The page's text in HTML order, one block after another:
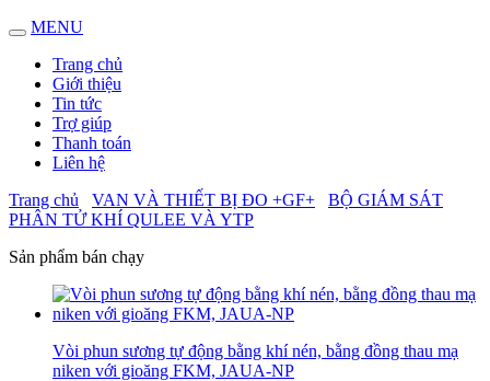
MENU
Trang chủ
Giới thiệu
Tin tức
Trợ giúp
Thanh toán
Liên hệ
Trang chủ
VAN VÀ THIẾT BỊ ĐO +GF+
BỘ GIÁM SÁT
PHÂN TỬ KHÍ QULEE VÀ YTP
Sản phẩm bán chạy
Vòi phun sương tự động bằng khí nén, bằng đồng thau mạ
niken với gioăng FKM, JAUA-NP